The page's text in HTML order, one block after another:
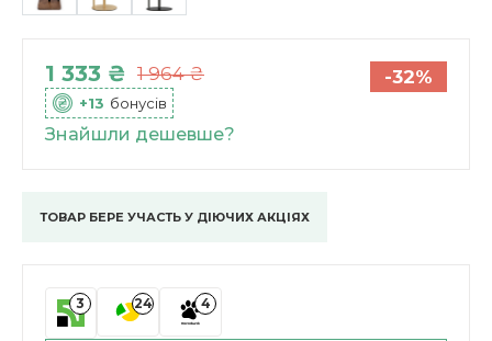
1 333 ₴ 1 964 ₴ -32%
+13 бонусів
Знайшли дешевше?
ТОВАР БЕРЕ УЧАСТЬ У ДІЮЧИХ АКЦІЯХ
3 24 4